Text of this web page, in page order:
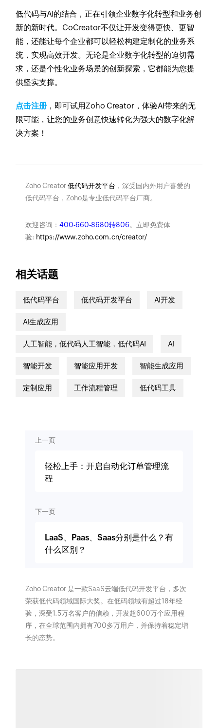
低代码与AI的结合，正在引领企业数字化转型和业务创
新的新时代。CoCreator不仅让开发变得更快、更智
能，还能让每个企业都可以轻松构建定制化的业务系
统，实现高效开发。无论是企业数字化转型的迫切需
求，还是个性化业务场景的创新探索，它都能为您提
供坚实支撑。
点击注册 ，即可试用Zoho Creator，体验AI带来的无
限可能，让您的业务创意快速转化为强大的数字化解
决方案！
Zoho Creator低代码开发平台 ，深受国内外用户喜爱的
低代码平台，Zoho是专业低代码平台厂商。
欢迎咨询： 400-660-8680转806。立即免费体
验: https://www.zoho.com.cn/creator/
相关话题
低代码平台 低代码开发平台 AI开发
AI生成应用
人工智能，低代码人工智能，低代码AI AI
智能开发 智能应用开发 智能生成应用
定制应用 工作流程管理 低代码工具
上一页
轻松上手：开启自动化订单管理流
程
下一页
LaaS、Paas、Saas分别是什么？有
什么区别？
Zoho Creator 是一款SaaS云端低代码开发平台，多次
荣获低代码领域国际大奖。在低码领域有超过18年经
验，深受1.5万名客户的信赖，开发超600万个应用程
序，在全球范围内拥有700多万用户，并保持着稳定增
长的态势。